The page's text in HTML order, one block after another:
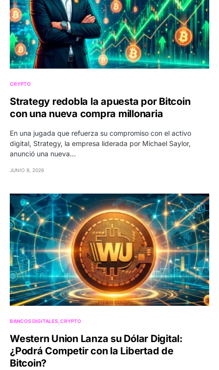
CRYPTO
Strategy redobla la apuesta por Bitcoin
con una nueva compra millonaria
En una jugada que refuerza su compromiso con el activo
digital, Strategy, la empresa liderada por Michael Saylor,
anunció una nueva…
JUNIO 8, 2026
BANCOS DIGITALES CRYPTO
Western Union Lanza su Dólar Digital:
¿Podrá Competir con la Libertad de
Bitcoin?